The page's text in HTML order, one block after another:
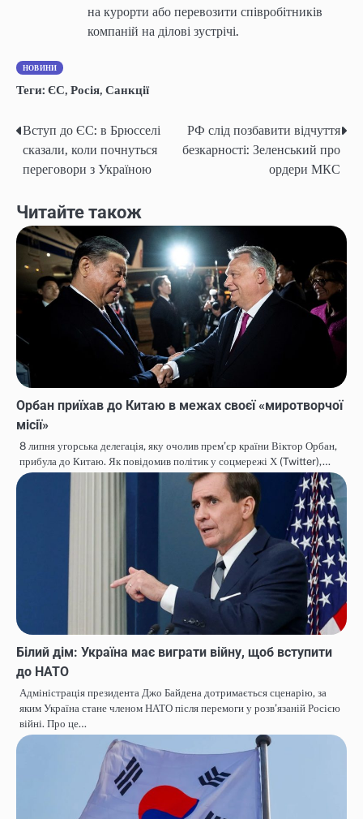
на курорти або перевозити співробітників
компаній на ділові зустрічі.
НОВИНИ
Теги: ЄС, Росія, Санкції
Навігація
записів
Вступ до ЄС: в Брюсселі
сказали, коли почнуться
переговори з Україною
РФ слід позбавити відчуття
безкарності: Зеленський про
ордери МКС
Читайте також
Орбан приїхав до Китаю в межах своєї «миротворчої
місії»
8 липня угорська делегація, яку очолив прем’єр країни Віктор Орбан,
прибула до Китаю. Як повідомив політик у соцмережі Х (Twitter),…
Білий дім: Україна має виграти війну, щоб вступити
до НАТО
Адміністрація президента Джо Байдена дотримається сценарію, за
яким Україна стане членом НАТО після перемоги у розв’язаній Росією
війні. Про це…